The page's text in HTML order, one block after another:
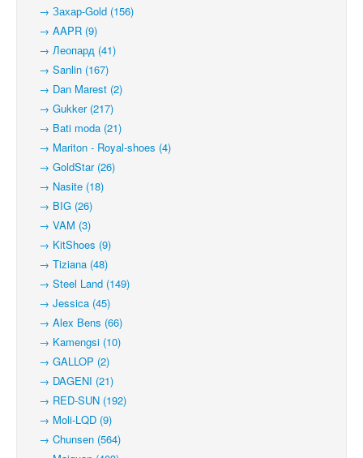
→ Захар-Gold (156)
→ AAPR (9)
→ Леопард (41)
→ Sanlin (167)
→ Dan Marest (2)
→ Gukker (217)
→ Bati moda (21)
→ Mariton - Royal-shoes (4)
→ GoldStar (26)
→ Nasite (18)
→ BIG (26)
→ VAM (3)
→ KitShoes (9)
→ Tiziana (48)
→ Steel Land (149)
→ Jessica (45)
→ Alex Bens (66)
→ Kamengsi (10)
→ GALLOP (2)
→ DAGENI (21)
→ RED-SUN (192)
→ Moli-LQD (9)
→ Chunsen (564)